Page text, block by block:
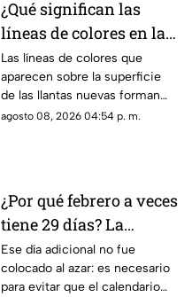
¿Qué significan las
líneas de colores en las
llantas nuevas?
Las líneas de colores que
aparecen sobre la superficie
de las llantas nuevas forman
parte del proceso de
agosto 08, 2026 04:54 p. m.
¿Por qué febrero a veces
tiene 29 días? La
curiosa razón detrás de
los años bisiestos
Ese día adicional no fue
colocado al azar: es necesario
para evitar que el calendario